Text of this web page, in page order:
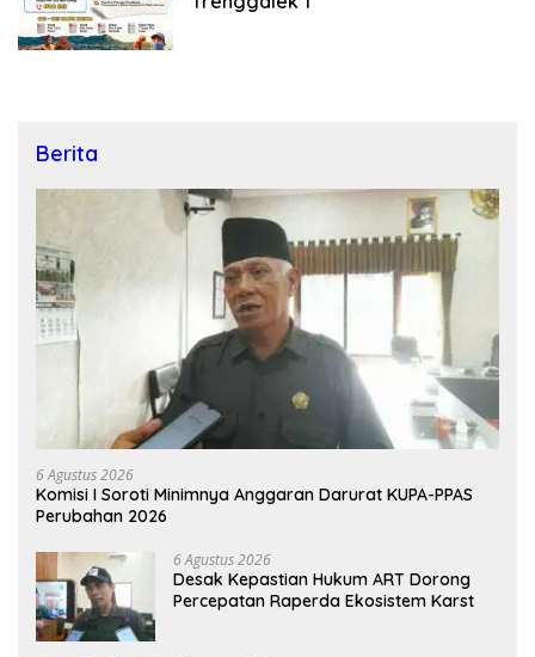
Berita
6 Agustus 2026
Komisi I Soroti Minimnya Anggaran Darurat KUPA-PPAS
Perubahan 2026
6 Agustus 2026
Desak Kepastian Hukum ART Dorong
Percepatan Raperda Ekosistem Karst